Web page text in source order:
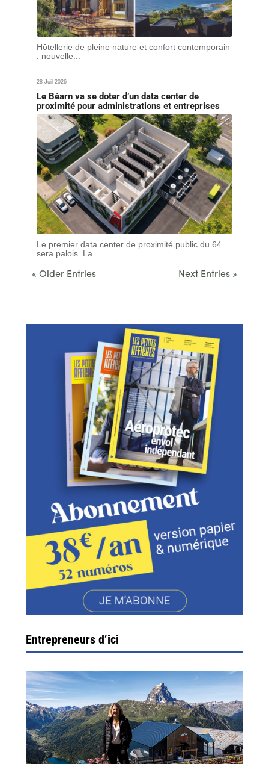
Hôtellerie de pleine nature et confort contemporain
: nouvelle...
28 Juil 2026
Le Béarn va se doter d’un data center de
proximité pour administrations et entreprises
Le premier data center de proximité public du 64
sera palois. La...
« Older Entries Next Entries »
Entrepreneurs d’ici